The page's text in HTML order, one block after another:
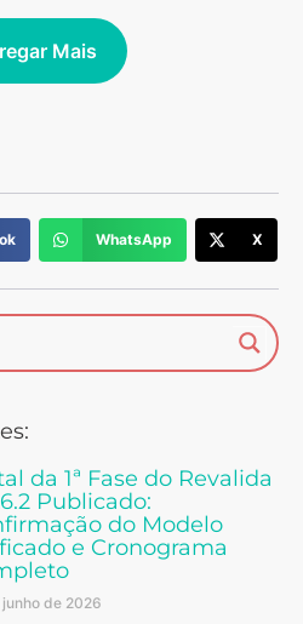
Mais
WhatsApp X
da 1ª Fase do Revalida
Publicado:
do Modelo
e Cronograma
junho de 2026